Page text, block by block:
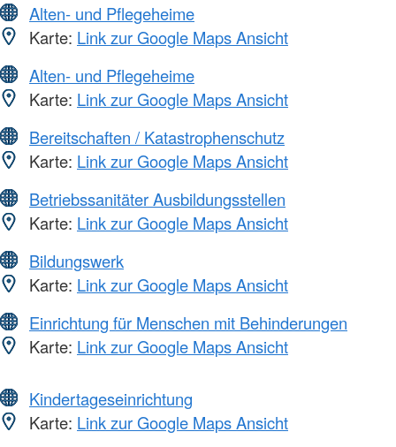
Alten- und Pflegeheime
Karte: Link zur Google Maps Ansicht
Alten- und Pflegeheime
Karte: Link zur Google Maps Ansicht
Bereitschaften / Katastrophenschutz
Karte: Link zur Google Maps Ansicht
Betriebssanitäter Ausbildungsstellen
Karte: Link zur Google Maps Ansicht
Bildungswerk
Karte: Link zur Google Maps Ansicht
Einrichtung für Menschen mit Behinderungen
Karte: Link zur Google Maps Ansicht
Kindertageseinrichtung
Karte: Link zur Google Maps Ansicht